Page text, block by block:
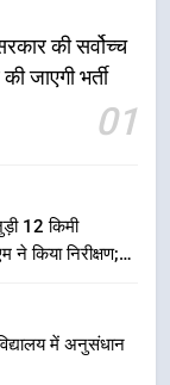
की सर्वोच्च
जाएगी भर्ती
01
12 किमी
ने किया निरीक्षण;
में अनुसंधान
रफ्तार
के दिशा-निर्देशों